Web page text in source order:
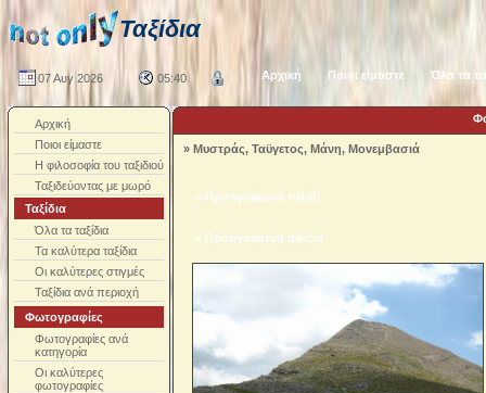
Ταξίδια
07 Αυγ 2026 05:40 Αρχική Ποιοι είμαστε Όλα τα
Αρχική
Ποιοι είμαστε
Η φιλοσοφία του ταξιδιού
Ταξιδεύοντας με μωρό
Ταξίδια
Όλα τα ταξίδια
Τα καλύτερα ταξίδια
Οι καλύτερες στιγμές
Ταξίδια ανά περιοχή
Φωτογραφίες
Φωτογραφίες ανά
κατηγορία
Οι καλύτερες
φωτογραφίες
» Μυστράς, Ταϋγετος, Μάνη, Μονεμβασιά
« Προηγούμενο ταξίδι
« Προηγούμενη ημέρα